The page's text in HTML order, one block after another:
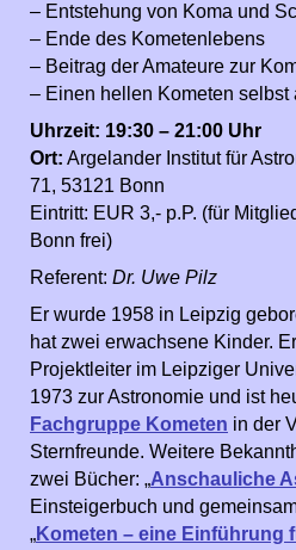
– Entstehung von Koma und
– Ende des Kometenlebens
– Beitrag der Amateure zur
– Einen hellen Kometen selbst
Uhrzeit: 19:30 – 21:00 Uhr
Ort: Argelander Institut für
71, 53121 Bonn
Eintritt: EUR 3,- p.P. (für
Bonn frei)
Referent: Dr. Uwe Pilz
Er wurde 1958 in Leipzig
hat zwei erwachsene Kinder.
Projektleiter im Leipziger
1973 zur Astronomie und ist
Fachgruppe Kometen in der
Sternfreunde. Weitere
zwei Bücher: „Anschauliche
Einsteigerbuch und
„Kometen – eine Einführung